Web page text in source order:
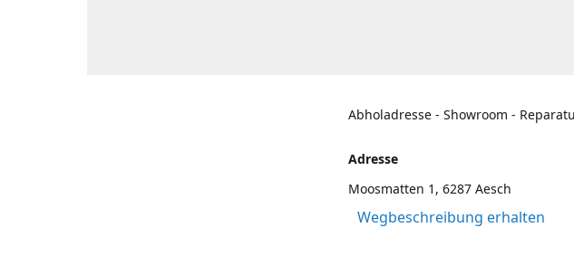
Abholadresse - Showroom -
Adresse
Moosmatten 1, 6287 Aesch
Wegbeschreibung erhalten